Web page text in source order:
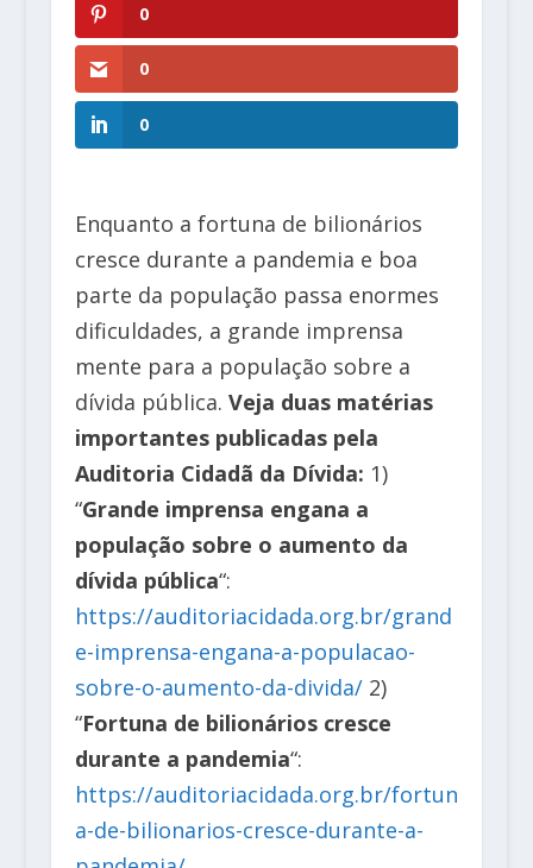
0
0
0
Enquanto a fortuna de bilionários
cresce durante a pandemia e boa
parte da população passa enormes
dificuldades, a grande imprensa
mente para a população sobre a
dívida pública. Veja duas matérias
importantes publicadas pela
Auditoria Cidadã da Dívida: 1)
“Grande imprensa engana a
população sobre o aumento da
dívida pública“:
https://auditoriacidada.org.br/grand
e-imprensa-engana-a-populacao-
sobre-o-aumento-da-divida/ 2)
“Fortuna de bilionários cresce
durante a pandemia“:
https://auditoriacidada.org.br/fortun
a-de-bilionarios-cresce-durante-a-